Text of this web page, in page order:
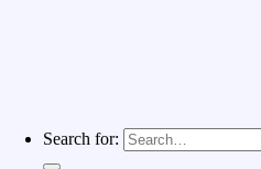
Search for: